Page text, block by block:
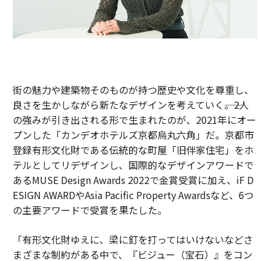
街の魅力や建築物そのものが持つ歴史や文化を尊重し、
良さを生かしながら新たなデザインを考えていく――。2人
の強みが引き出される形で生まれたのが、2021年にオー
プンした「カンデオホテルズ京都烏丸六角」だ。京都市
登録有形文化財である伝統的な町屋「旧伴家住宅」をホ
テルとしてリデザインし、国際的なデザインアワードで
あるMUSE Design Awards 2022で金賞受賞に加え、iF D
ESIGN AWARDやAsia Pacific Property Awardsなど、6つ
の主要アワードで受賞を果たした。
「有形文化財ゆえに、梁に釘を打ってはいけないなどさ
まざまな制約がある中で、『ビジュー（宝石）』をコン